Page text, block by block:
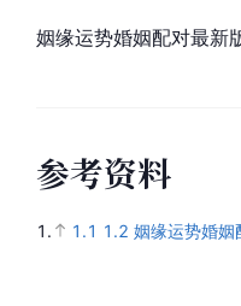
姻缘运势婚姻配对最新
参考资料
1. 1.1 1.2 姻缘运势婚姻